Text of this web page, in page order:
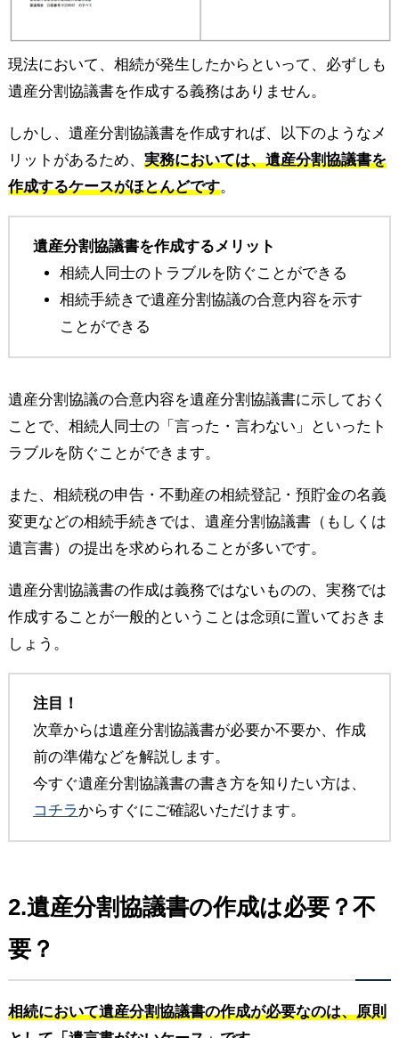
現法において、相続が発生したからといって、必ずしも
遺産分割協議書を作成する義務はありません。
しかし、遺産分割協議書を作成すれば、以下のようなメ
リットがあるため、 実務においては、遺産分割協議書を
作成するケースがほとんどです。
遺産分割協議書を作成するメリット
相続人同士のトラブルを防ぐことができる
相続手続きで遺産分割協議の合意内容を示す
ことができる
遺産分割協議の合意内容を遺産分割協議書に示しておく
ことで、相続人同士の「言った・言わない」といったト
ラブルを防ぐことができます。
また、相続税の申告・不動産の相続登記・預貯金の名義
変更などの相続手続きでは、遺産分割協議書（もしくは
遺言書）の提出を求められることが多いです。
遺産分割協議書の作成は義務ではないものの、実務では
作成することが一般的ということは念頭に置いておきま
しょう。
注目！
次章からは遺産分割協議書が必要か不要か、作成
前の準備などを解説します。
今すぐ遺産分割協議書の書き方を知りたい方は、
コチラ からすぐにご確認いただけます。
2.遺産分割協議書の作成は必要？不
要？
相続において遺産分割協議書の作成が必要なのは、原則